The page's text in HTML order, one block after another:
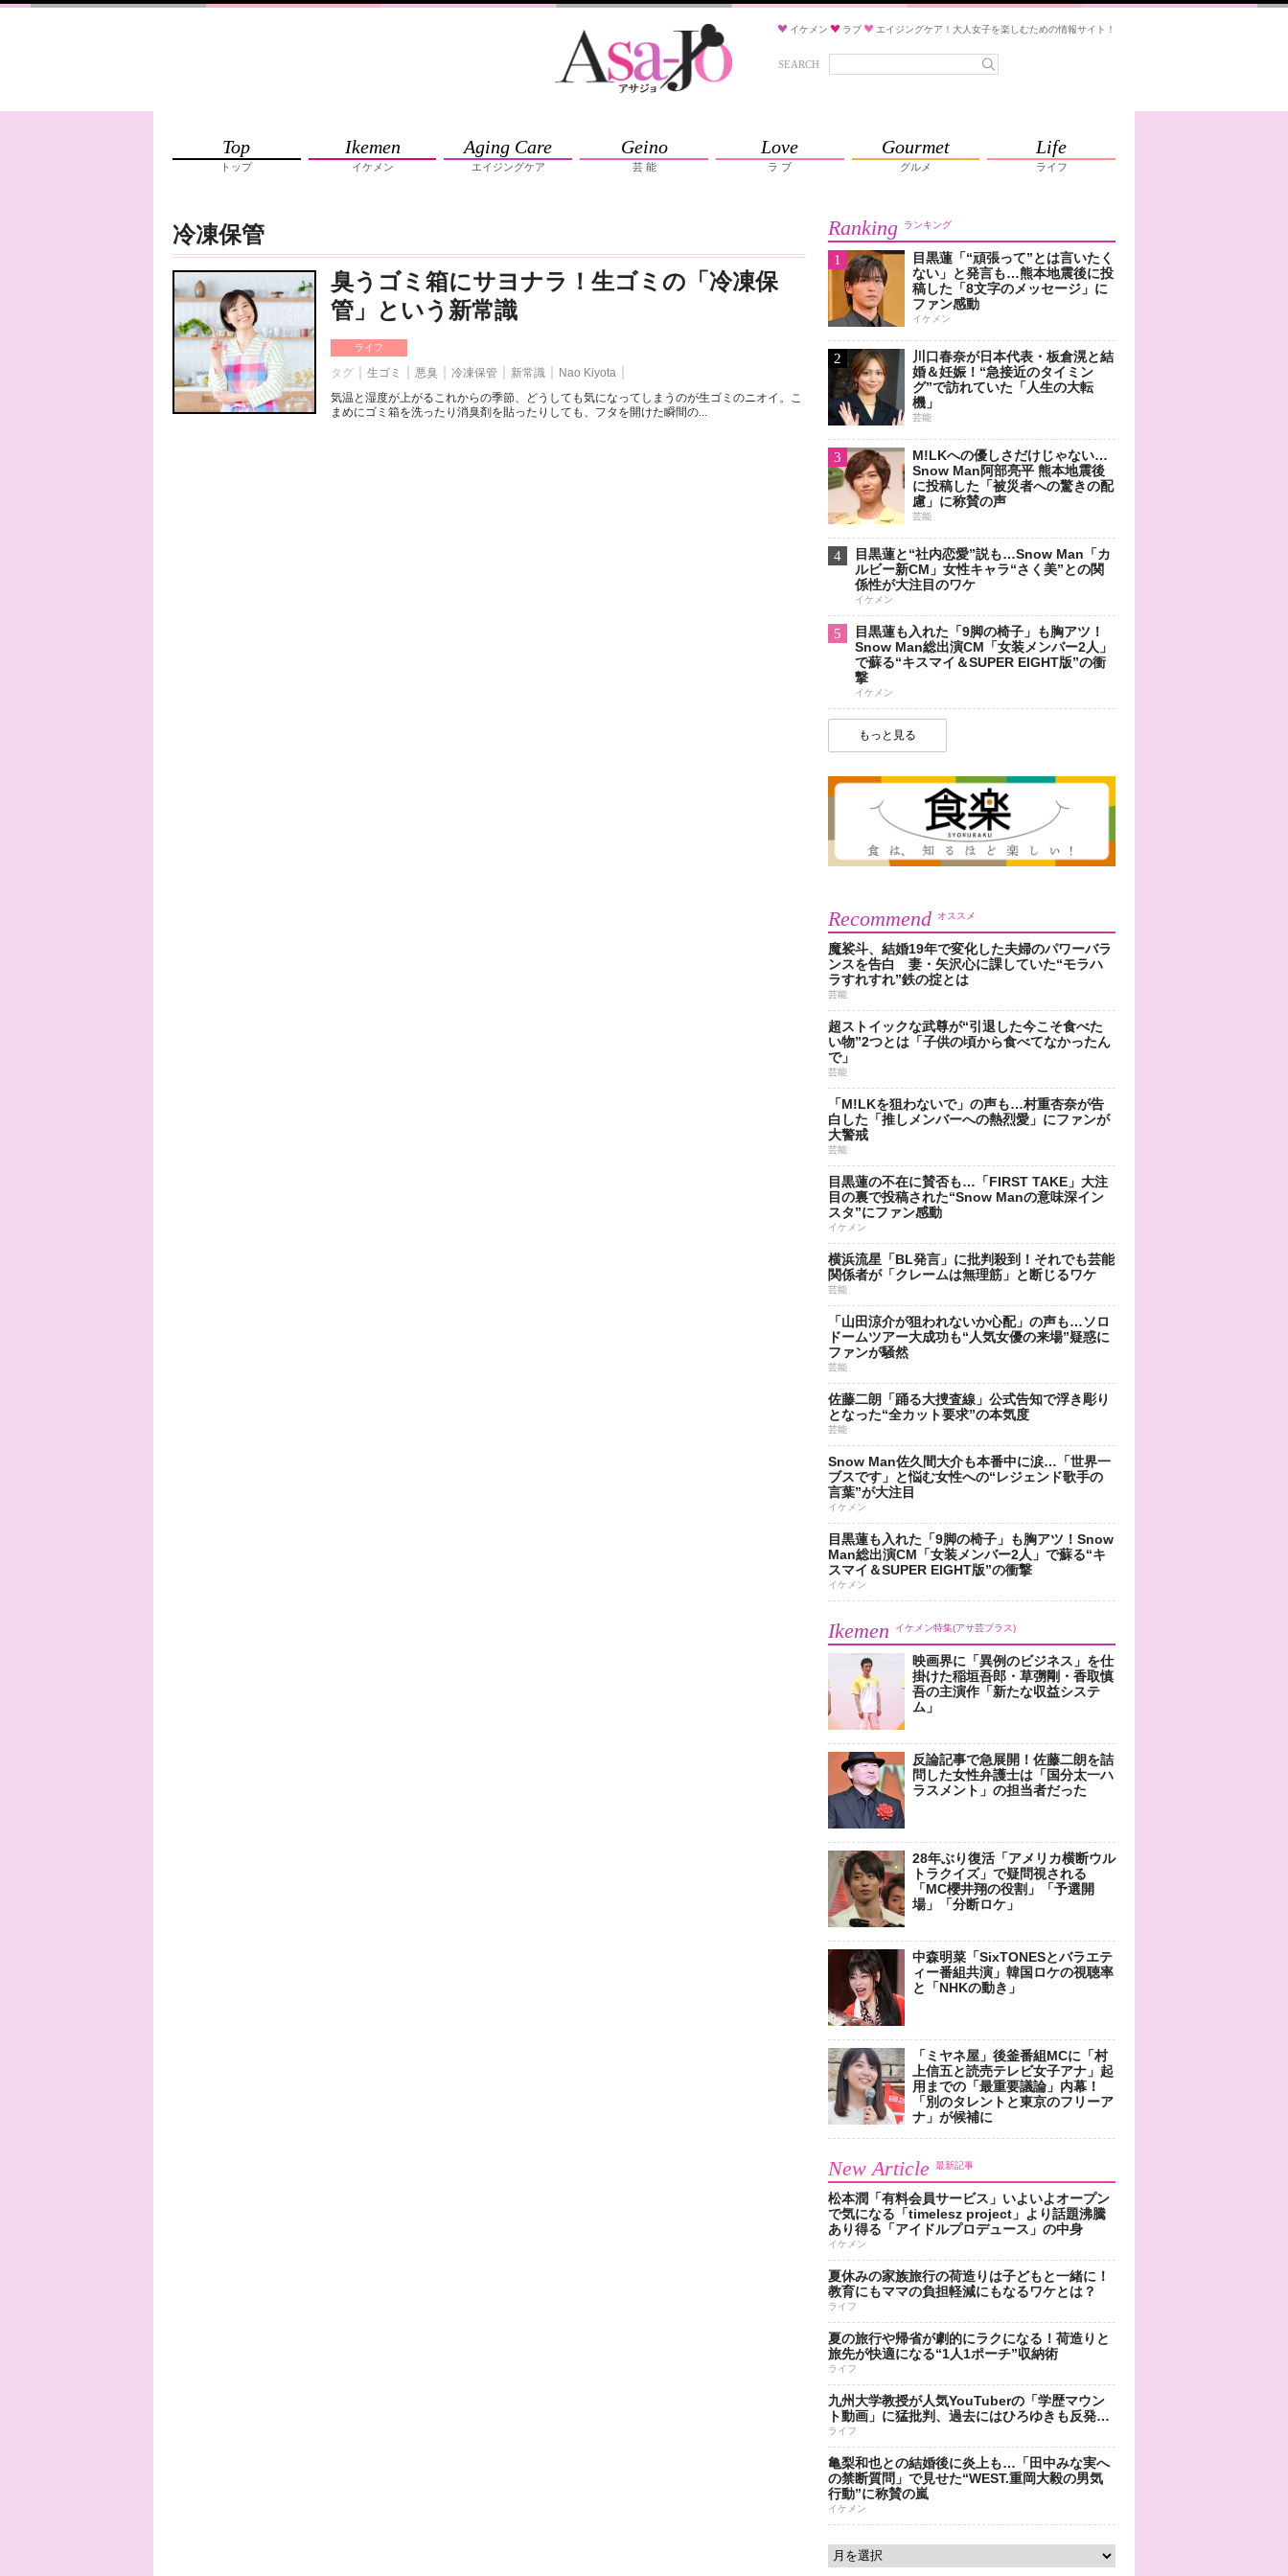
イケメン ラブ エイジングケア！大人女子を楽しむための情報サイト！
SEARCH
Top
トップ
Ikemen
イケメン
Aging Care
エイジングケア
Geino
芸 能
Love
ラ ブ
Gourmet
グルメ
Life
ライフ
冷凍保管
臭うゴミ箱にサヨナラ！生ゴミの「冷凍保
管」という新常識
ライフ
タグ 生ゴミ 悪臭 冷凍保管 新常識
Nao Kiyota
気温と湿度が上がるこれからの季節、どうしても気になってしまうのが生ゴミのニオイ。こ
まめにゴミ箱を洗ったり消臭剤を貼ったりしても、フタを開けた瞬間の...
Ranking ランキング
1
目黒蓮「“頑張って”とは言いたく
ない」と発言も…熊本地震後に投
稿した「8文字のメッセージ」に
ファン感動
イケメン
2
川口春奈が日本代表・板倉滉と結
婚＆妊娠！“急接近のタイミン
グ”で訪れていた「人生の大転
機」
芸能
3
M!LKへの優しさだけじゃない…
Snow Man阿部亮平 熊本地震後
に投稿した「被災者への驚きの配
慮」に称賛の声
芸能
4
目黒蓮と“社内恋愛”説も…Snow Man「カ
ルビー新CM」女性キャラ“さく美”との関
係性が大注目のワケ
イケメン
5
目黒蓮も入れた「9脚の椅子」も胸アツ！
Snow Man総出演CM「女装メンバー2人」
で蘇る“キスマイ＆SUPER EIGHT版”の衝
撃
イケメン
もっと見る
Recommend オススメ
魔裟斗、結婚19年で変化した夫婦のパワーバラ
ンスを告白 妻・矢沢心に課していた“モラハ
ラすれすれ”鉄の掟とは
芸能
超ストイックな武尊が“引退した今こそ食べた
い物”2つとは「子供の頃から食べてなかったん
で」
芸能
「M!LKを狙わないで」の声も…村重杏奈が告
白した「推しメンバーへの熱烈愛」にファンが
大警戒
芸能
目黒蓮の不在に賛否も…「FIRST TAKE」大注
目の裏で投稿された“Snow Manの意味深イン
スタ”にファン感動
イケメン
横浜流星「BL発言」に批判殺到！それでも芸能
関係者が「クレームは無理筋」と断じるワケ
芸能
「山田涼介が狙われないか心配」の声も…ソロ
ドームツアー大成功も“人気女優の来場”疑惑に
ファンが騒然
芸能
佐藤二朗「踊る大捜査線」公式告知で浮き彫り
となった“全カット要求”の本気度
芸能
Snow Man佐久間大介も本番中に涙…「世界一
ブスです」と悩む女性への“レジェンド歌手の
言葉”が大注目
イケメン
目黒蓮も入れた「9脚の椅子」も胸アツ！Snow
Man総出演CM「女装メンバー2人」で蘇る“キ
スマイ＆SUPER EIGHT版”の衝撃
イケメン
Ikemen イケメン特集(アサ芸プラス)
映画界に「異例のビジネス」を仕
掛けた稲垣吾郎・草彅剛・香取慎
吾の主演作「新たな収益システ
ム」
反論記事で急展開！佐藤二朗を詰
問した女性弁護士は「国分太一ハ
ラスメント」の担当者だった
28年ぶり復活「アメリカ横断ウル
トラクイズ」で疑問視される
「MC櫻井翔の役割」「予選開
場」「分断ロケ」
中森明菜「SixTONESとバラエテ
ィー番組共演」韓国ロケの視聴率
と「NHKの動き」
「ミヤネ屋」後釜番組MCに「村
上信五と読売テレビ女子アナ」起
用までの「最重要議論」内幕！
「別のタレントと東京のフリーア
ナ」が候補に
New Article 最新記事
松本潤「有料会員サービス」いよいよオープン
で気になる「timelesz project」より話題沸騰
あり得る「アイドルプロデュース」の中身
イケメン
夏休みの家族旅行の荷造りは子どもと一緒に！
教育にもママの負担軽減にもなるワケとは？
ライフ
夏の旅行や帰省が劇的にラクになる！荷造りと
旅先が快適になる“1人1ポーチ”収納術
ライフ
九州大学教授が人気YouTuberの「学歴マウン
ト動画」に猛批判、過去にはひろゆきも反発…
ライフ
亀梨和也との結婚後に炎上も…「田中みな実へ
の禁断質問」で見せた“WEST.重岡大毅の男気
行動”に称賛の嵐
イケメン